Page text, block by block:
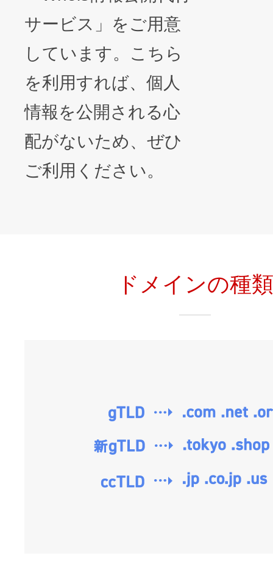
サービス」をご用意
しています。こちら
を利用すれば、個人
情報を公開される心
配がないため、ぜひ
ご利用ください。
ドメインの種類